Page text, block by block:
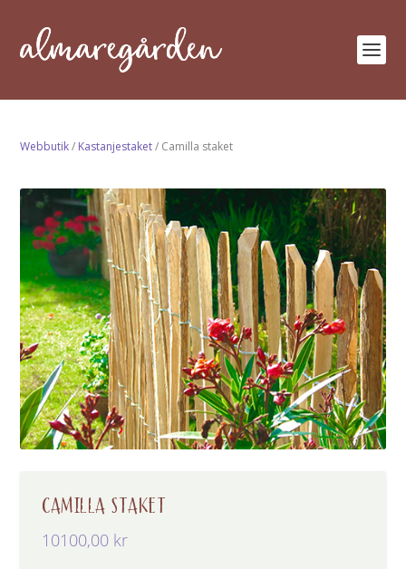
Webbutik/ Kastanjestaket/ Camilla staket
CAMILLA STAKET
10100,00 kr